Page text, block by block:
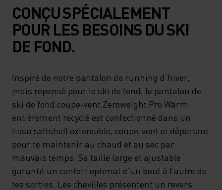
CONÇU SPÉCIALEMENT
POUR LES BESOINS DU SKI
DE FOND.
Inspiré de notre pantalon de running d’hiver,
mais repensé pour le ski de fond, le pantalon de
ski de fond coupe-vent Zeroweight Pro Warm
entièrement recyclé est confectionné dans un
tissu softshell extensible, coupe-vent et déperlant
pour te maintenir au chaud et au sec par
mauvais temps. Sa taille large et ajustable
garantit un confort optimal d’un bout à l’autre de
tes sorties. Les chevilles présentent un revers